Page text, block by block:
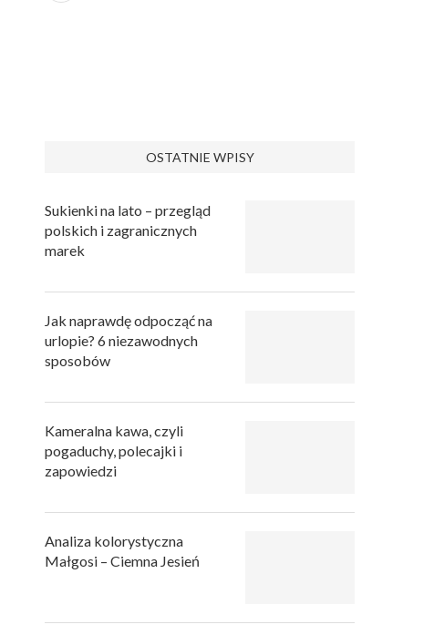
OSTATNIE WPISY
Sukienki na lato – przegląd
polskich i zagranicznych
marek
Jak naprawdę odpocząć na
urlopie? 6 niezawodnych
sposobów
Kameralna kawa, czyli
pogaduchy, polecajki i
zapowiedzi
Analiza kolorystyczna
Małgosi – Ciemna Jesień